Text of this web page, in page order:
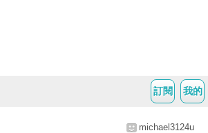
我的
訂閱
michael3124u